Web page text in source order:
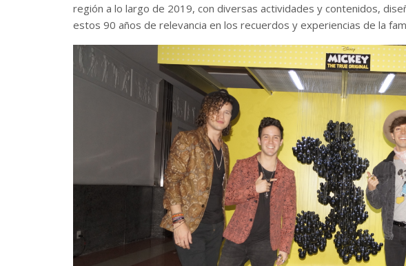
región a lo largo de 2019, con diversas actividades y contenidos,
estos 90 años de relevancia en los recuerdos y experiencias de la